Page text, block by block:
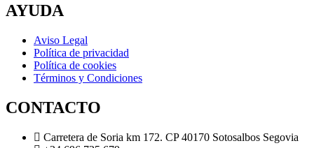
AYUDA
Aviso Legal
Política de privacidad
Política de cookies
Términos y Condiciones
CONTACTO
Carretera de Soria km 172. CP 40170 Sotosalbos Segovia